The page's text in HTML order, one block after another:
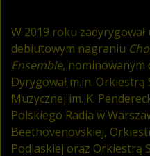
W 2019 roku
debiutowym nagraniu
Ensemble, nominowanym
Dyrygował m.in.
Muzycznej im. K.
Polskiego Radia w
Beethovenovskiej,
Podlaskiej oraz Orkiestrą